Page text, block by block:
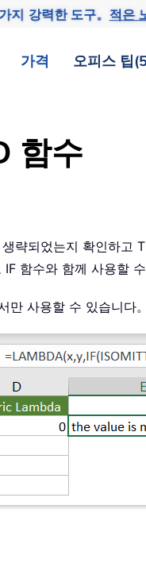
지 강력한 도구。 적은
가격 오피스 팁
함수
략되었는지 확인하고
함수와 함께 사용할 수
사용할 수 있습니다。